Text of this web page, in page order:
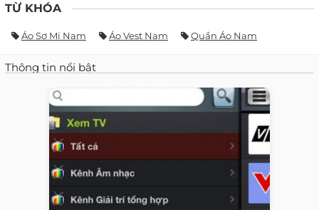
TỪ KHÓA
Áo Sơ Mi Nam Áo Vest Nam Quần Áo Nam
Thông tin nổi bật